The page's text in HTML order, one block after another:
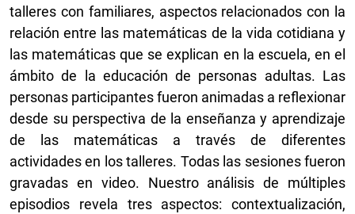
talleres con familiares, aspectos relacionados con la
relación entre las matemáticas de la vida cotidiana y
las matemáticas que se explican en la escuela, en el
ámbito de la educación de personas adultas. Las
personas participantes fueron animadas a reflexionar
desde su perspectiva de la enseñanza y aprendizaje
de las matemáticas a través de diferentes
actividades en los talleres. Todas las sesiones fueron
gravadas en video. Nuestro análisis de múltiples
episodios revela tres aspectos: contextualización,